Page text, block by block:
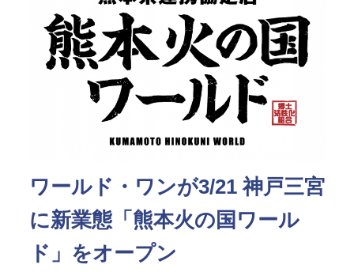
ワールド・ワンが3/21 神戸三宮
に新業態「熊本火の国ワール
ド」をオープン